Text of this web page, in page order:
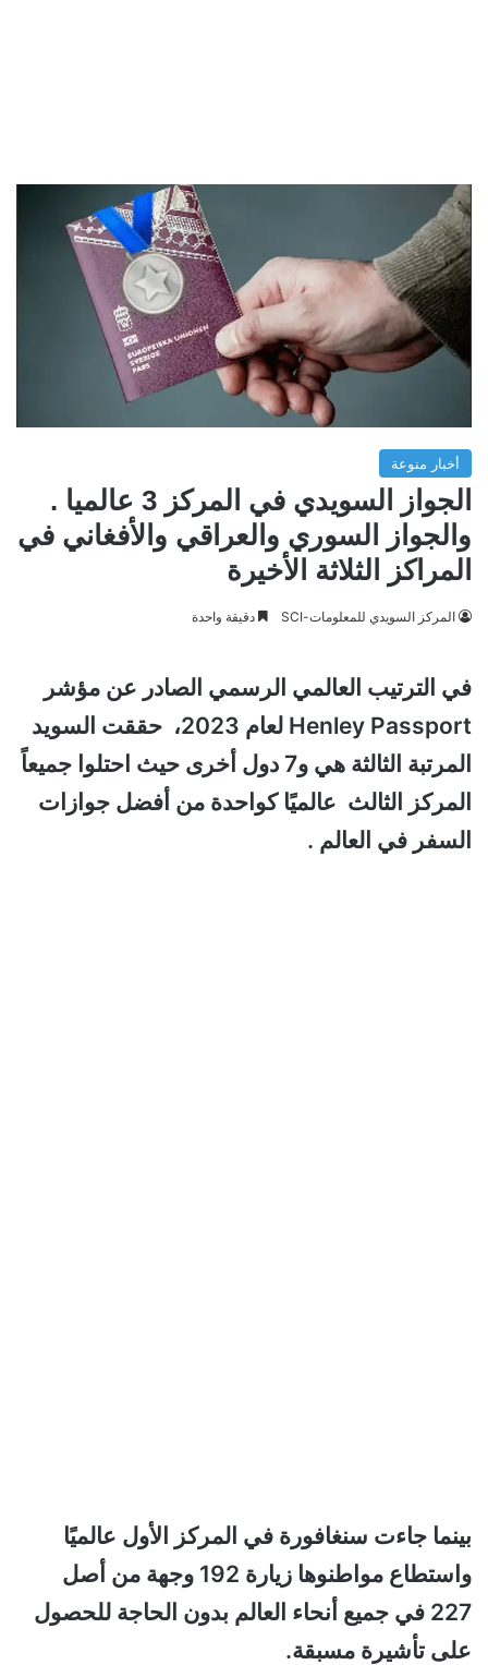
أخبار منوعة
الجواز السويدي في المركز 3 عالميا .
والجواز السوري والعراقي والأفغاني في
المراكز الثلاثة الأخيرة
المركز السويدي للمعلومات-SCI دقيقة واحدة
في الترتيب العالمي الرسمي الصادر عن مؤشر
Henley Passport لعام 2023، حققت السويد
المرتبة الثالثة هي و7 دول أخرى حيث احتلوا جميعاً
المركز الثالث عالميًا كواحدة من أفضل جوازات
السفر في العالم .
بينما جاءت سنغافورة في المركز الأول عالميًا
واستطاع مواطنوها زيارة 192 وجهة من أصل
227 في جميع أنحاء العالم بدون الحاجة للحصول
على تأشيرة مسبقة.